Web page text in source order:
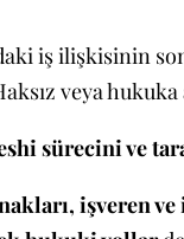
iş ilişkisinin
veya
sürecini ve
işveren